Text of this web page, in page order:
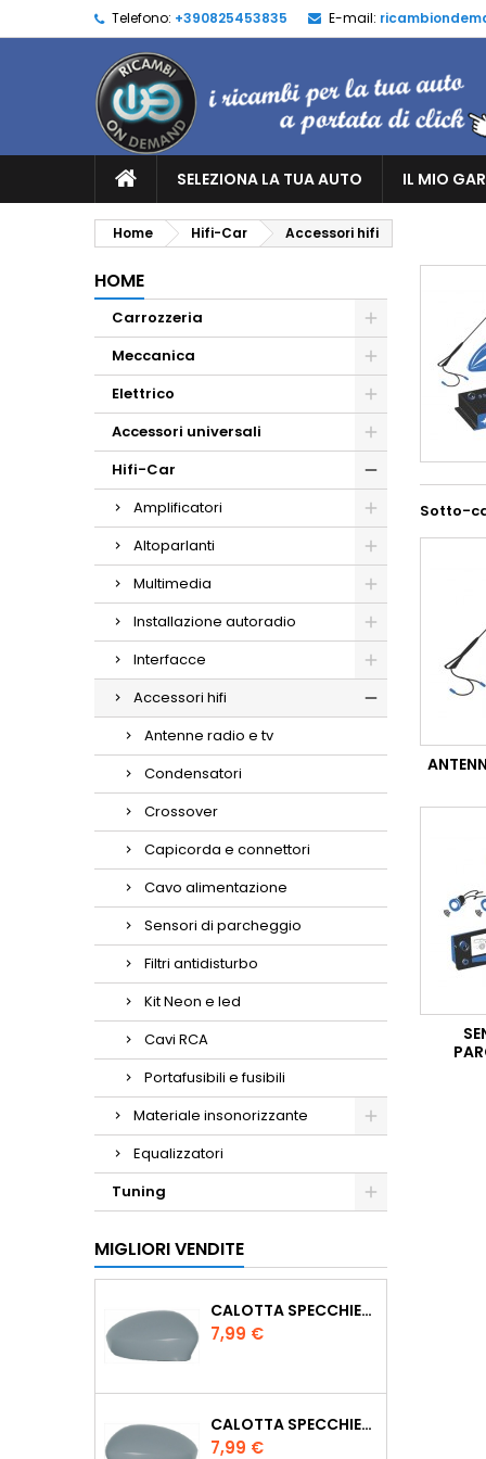
Telefono: +390825453835 E-mail:
SELEZIONA LA TUA AUTO IL MIO
Home Hifi-Car Accessori hifi
HOME
Carrozzeria
Meccanica
Elettrico
Accessori universali
Hifi-Car
Amplificatori
Altoparlanti
Multimedia
Installazione autoradio
Interfacce
Accessori hifi
Antenne radio e tv
Condensatori
Crossover
Capicorda e connettori
Cavo alimentazione
Sensori di parcheggio
Filtri antidisturbo
Kit Neon e led
Cavi RCA
Portafusibili e fusibili
Materiale insonorizzante
Equalizzatori
Tuning
MIGLIORI VENDITE
CALOTTA SPECCHIETTO RETROVISORE VERNICIABILE PASSEGGERO DX
Prezzo
7,99 €
CALOTTA SPECCHIETTO RETROVISORE VERNICIABILE GUIDA SX
Prezzo
7,99 €
Sotto-